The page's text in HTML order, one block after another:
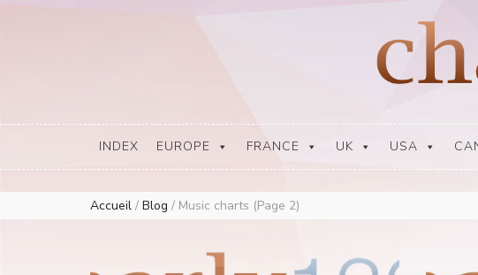
Europe Airplay Charts Radios Music Worldwide – Charly1300
European Music Charts plus USA and Australia
INDEX EUROPE FRANCE UK USA
Accueil / Blog / Music charts (Page 2)